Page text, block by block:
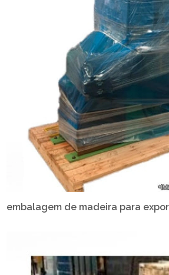
embalagem de madeira para